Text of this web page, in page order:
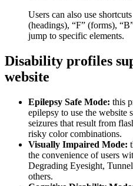
Users can also use
(headings), “F” (forms),
jump to specific elements.
Disability profiles
website
Epilepsy Safe Mode: this
epilepsy to use the
seizures that result from
risky color combinations.
Visually Impaired Mode:
the convenience of users
Degrading Eyesight,
others.